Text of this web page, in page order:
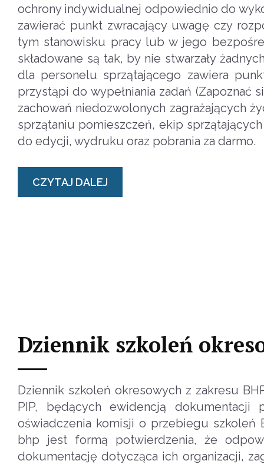
ochrony indywidualnej odpowiednio do
zawierać punkt zwracający uwagę czy
tym stanowisku pracy lub w jego
składowane są tak, by nie stwarzały
dla personelu sprzątającego zawiera
przystąpi do wypełniania zadań
zachowań niedozwolonych zagrażających
sprzątaniu pomieszczeń, ekip
do edycji, wydruku oraz pobrania za darmo.
CZYTAJ DALEJ
Dziennik szkoleń
Dziennik szkoleń okresowych z zakresu
PIP, będących ewidencją dokumentacji
oświadczenia komisji o przebiegu szkoleń
bhp jest formą potwierdzenia, że
dokumentację dotycząca ich organizacji,